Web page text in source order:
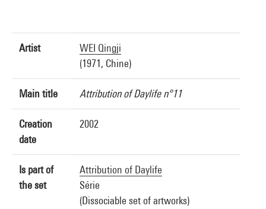
Artist
WEI Qingji
(1971, Chine)
Main title Attribution of Daylife n°11
Creation
date
2002
Is part of
the set
Attribution of Daylife
Série
(Dissociable set of artworks)